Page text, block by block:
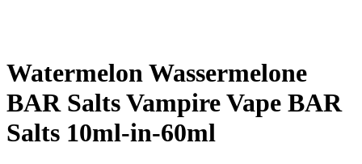
Watermelon Wassermelone
BAR Salts Vampire Vape BAR
Salts 10ml-in-60ml